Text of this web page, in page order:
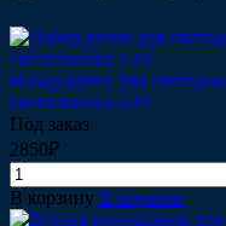
Набор ручек для
светильника 1-01
Под заказ
2850₽
В корзину В корзине